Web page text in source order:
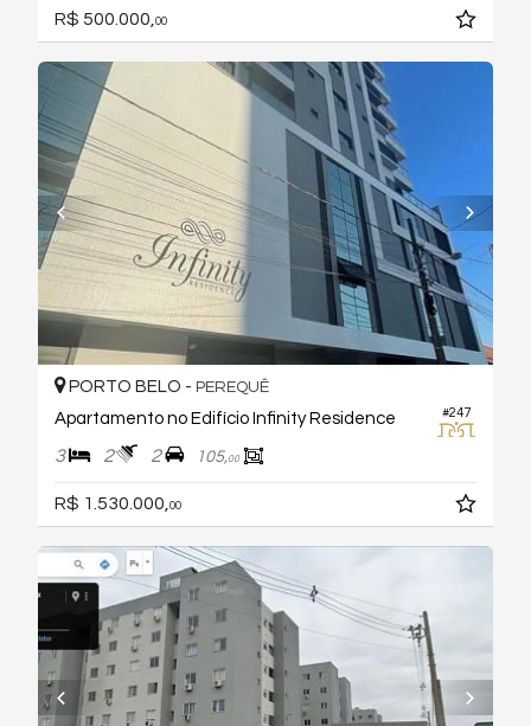
R$ 500.000, 00
#247
PORTO BELO - PEREQUÊ
Apartamento no Edifício Infinity Residence
3 2 2 105,00
R$ 1.530.000,00